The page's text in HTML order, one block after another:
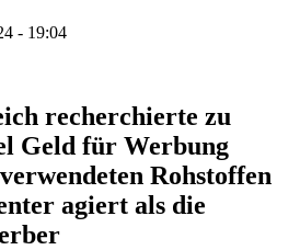
- 19:04
recherchierte zu
Geld für Werbung
Rohstoffen
agiert als die